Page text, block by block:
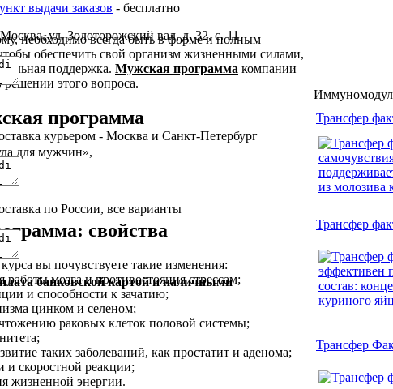
выдачи заказов - бесплатно
Москва, ул. Золоторожский вал, д. 32, с. 11
курьером - Москва и Санкт-Петербург
по России, все варианты
банковской картой и наличными
необходимо всегда быть в форме и полным
обеспечить свой организм жизненными силами,
поддержка. Мужская программа компании
этого вопроса.
программа
для мужчин»,
свойства
вы почувствуете такие изменения:
работы мозга и противостояния стрессам;
и способности к зачатию;
цинком и селеном;
раковых клеток половой системы;
таких заболеваний, как простатит и аденома;
и скоростной реакции;
жизненной энергии.
Трансфер
Трансфер
Трансфер